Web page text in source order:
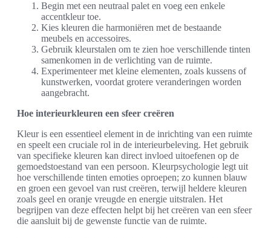
Begin met een neutraal palet en voeg een enkele
accentkleur toe.
Kies kleuren die harmoniëren met de bestaande
meubels en accessoires.
Gebruik kleurstalen om te zien hoe verschillende tinten
samenkomen in de verlichting van de ruimte.
Experimenteer met kleine elementen, zoals kussens of
kunstwerken, voordat grotere veranderingen worden
aangebracht.
Hoe interieurkleuren een sfeer creëren
Kleur is een essentieel element in de inrichting van een ruimte
en speelt een cruciale rol in de interieurbeleving. Het gebruik
van specifieke kleuren kan direct invloed uitoefenen op de
gemoedstoestand van een persoon. Kleurpsychologie legt uit
hoe verschillende tinten emoties oproepen; zo kunnen blauw
en groen een gevoel van rust creëren, terwijl heldere kleuren
zoals geel en oranje vreugde en energie uitstralen. Het
begrijpen van deze effecten helpt bij het creëren van een sfeer
die aansluit bij de gewenste functie van de ruimte.